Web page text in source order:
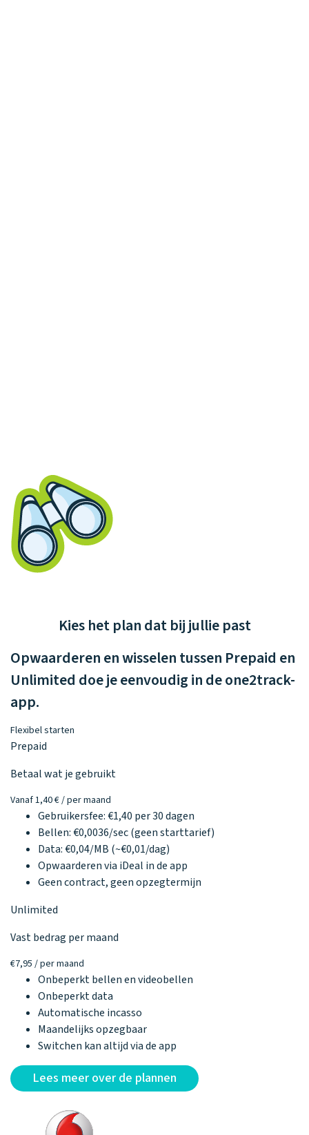
Kies het plan dat bij jullie past
Opwaarderen en wisselen tussen Prepaid en
Unlimited doe je eenvoudig in de one2track-
app.
Flexibel starten
Prepaid
Betaal wat je gebruikt
Vanaf 1,40 €/ per maand
Gebruikersfee: €1,40 per 30 dagen
Bellen: €0,0036/sec (geen starttarief)
Data: €0,04/MB (~€0,01/dag)
Opwaarderen via iDeal in de app
Geen contract, geen opzegtermijn
Unlimited
Vast bedrag per maand
€7,95 / per maand
Onbeperkt bellen en videobellen
Onbeperkt data
Automatische incasso
Maandelijks opzegbaar
Switchen kan altijd via de app
Lees meer over de plannen